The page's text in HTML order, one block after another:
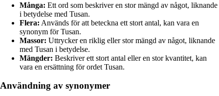
Många: Ett ord som beskriver en stor mängd av något, liknande
i betydelse med Tusan.
Flera: Används för att beteckna ett stort antal, kan vara en
synonym för Tusan.
Massor: Uttrycker en riklig eller stor mängd av något, liknande
med Tusan i betydelse.
Mängder: Beskriver ett stort antal eller en stor kvantitet, kan
vara en ersättning för ordet Tusan.
Användning av synonymer